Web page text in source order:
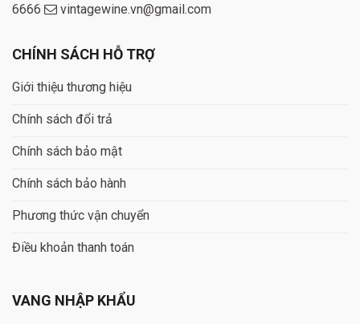
6666
vintagewine.vn@gmail.com
CHÍNH SÁCH HỖ TRỢ
Giới thiệu thương hiệu
Chính sách đổi trả
Chính sách bảo mật
Chính sách bảo hành
Phương thức vận chuyển
Điều khoản thanh toán
VANG NHẬP KHẨU